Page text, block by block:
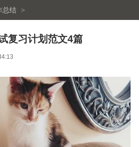
总结 >
复习计划范文4篇